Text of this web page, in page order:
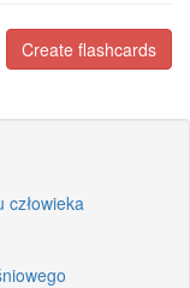
Create flashcards
człowieka